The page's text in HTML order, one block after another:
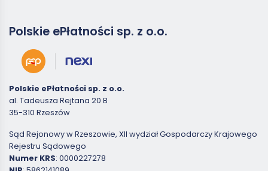
Polskie ePłatności sp. z o.o.
Polskie ePłatności sp. z o.o.
al. Tadeusza Rejtana 20 B
35-310 Rzeszów
Sąd Rejonowy w Rzeszowie, XII wydział Gospodarczy Krajowego
Rejestru Sądowego
Numer KRS: 0000227278